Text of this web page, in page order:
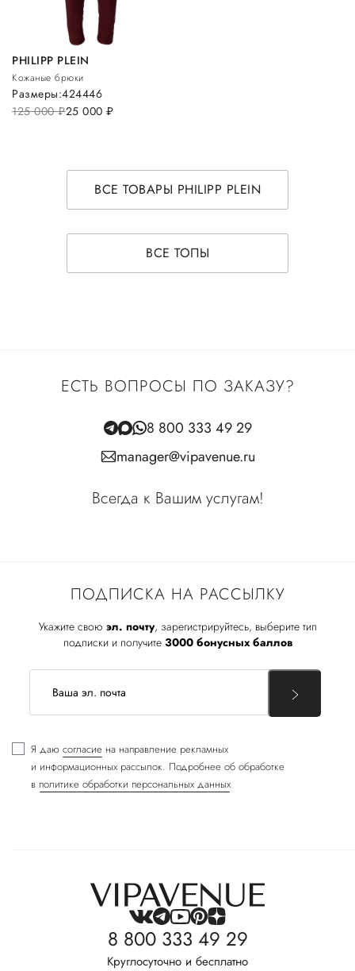
PHILIPP PLEIN
Кожаные брюки
125 000руб.25 000 руб.
Размеры:424446
ВСЕ ТОВАРЫ PHILIPP PLEIN
ВСЕ ТОПЫ
ПОДПИСКА НА РАССЫЛКУ
Укажите свою эл. почту, зарегистрируйтесь, выберите тип
подписки и получите 3000 бонусных баллов
Я даю согласие на направление рекламных
и информационных рассылок. Подробнее об обработке
в политике обработки персональных данных
ЕСТЬ ВОПРОСЫ ПО ЗАКАЗУ?
8 800 333 49 29
manager@vipavenue.ru
Всегда к Вашим услугам!
8 800 333 49 29
Круглосуточно и бесплатно